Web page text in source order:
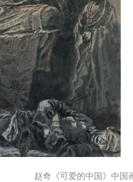
赵奇《可爱的中国》 中国